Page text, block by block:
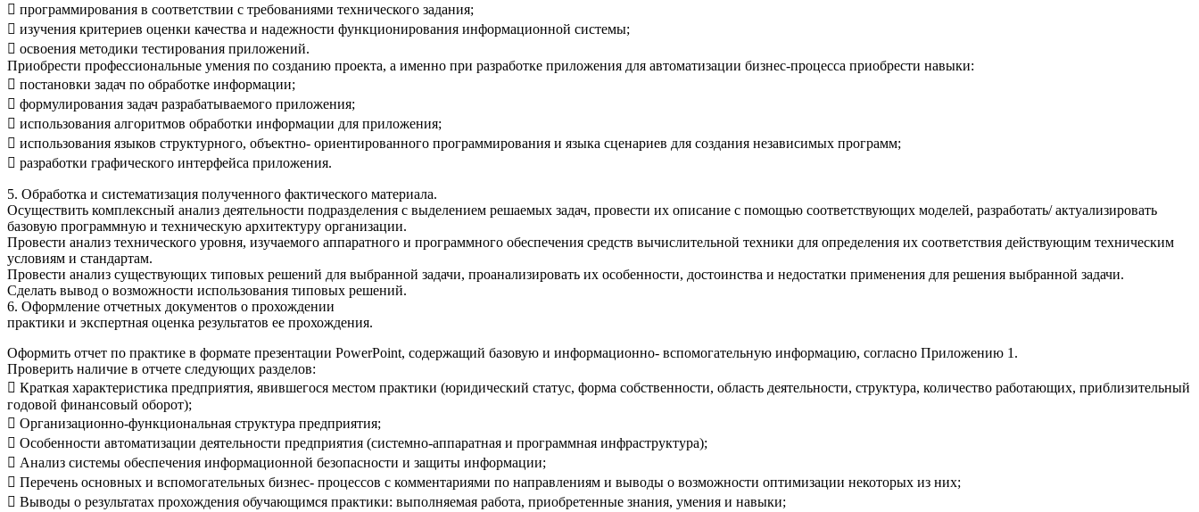
 программирования в соответствии с требованиями технического задания;
 изучения критериев оценки качества и надежности функционирования информационной системы;
 освоения методики тестирования приложений.
Приобрести профессиональные умения по созданию проекта, а именно при разработке приложения для автоматизации бизнес-процесса приобрести навыки:
 постановки задач по обработке информации;
 формулирования задач разрабатываемого приложения;
 использования алгоритмов обработки информации для приложения;
 использования языков структурного, объектно- ориентированного программирования и языка сценариев для создания независимых программ;
 разработки графического интерфейса приложения.
5. Обработка и систематизация полученного фактического материала.
Осуществить комплексный анализ деятельности подразделения с выделением решаемых задач, провести их описание с помощью соответствующих моделей, разработать/ актуализировать
базовую программную и техническую архитектуру организации.
Провести анализ технического уровня, изучаемого аппаратного и программного обеспечения средств вычислительной техники для определения их соответствия действующим техническим
условиям и стандартам.
Провести анализ существующих типовых решений для выбранной задачи, проанализировать их особенности, достоинства и недостатки применения для решения выбранной задачи.
Сделать вывод о возможности использования типовых решений.
6. Оформление отчетных документов о прохождении
практики и экспертная оценка результатов ее прохождения.
Оформить отчет по практике в формате презентации PowerPoint, содержащий базовую и информационно- вспомогательную информацию, согласно Приложению 1.
Проверить наличие в отчете следующих разделов:
 Краткая характеристика предприятия, явившегося местом практики (юридический статус, форма собственности, область деятельности, структура, количество работающих, приблизительный
годовой финансовый оборот);
 Организационно-функциональная структура предприятия;
 Особенности автоматизации деятельности предприятия (системно-аппаратная и программная инфраструктура);
 Анализ системы обеспечения информационной безопасности и защиты информации;
 Перечень основных и вспомогательных бизнес- процессов с комментариями по направлениям и выводы о возможности оптимизации некоторых из них;
 Выводы о результатах прохождения обучающимся практики: выполняемая работа, приобретенные знания, умения и навыки;